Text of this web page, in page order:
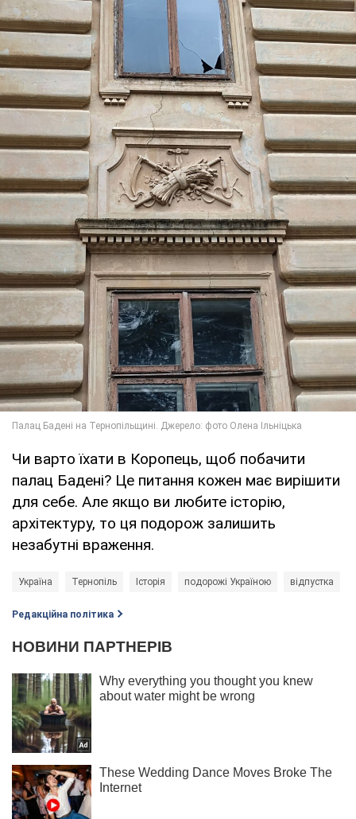
Чи варто їхати в Коропець, щоб побачити
палац Бадені? Це питання кожен має вирішити
для себе. Але якщо ви любите історію,
архітектуру, то ця подорож залишить
незабутні враження.
Україна Тернопіль Історія подорожі Україною відпустка
Редакційна політика